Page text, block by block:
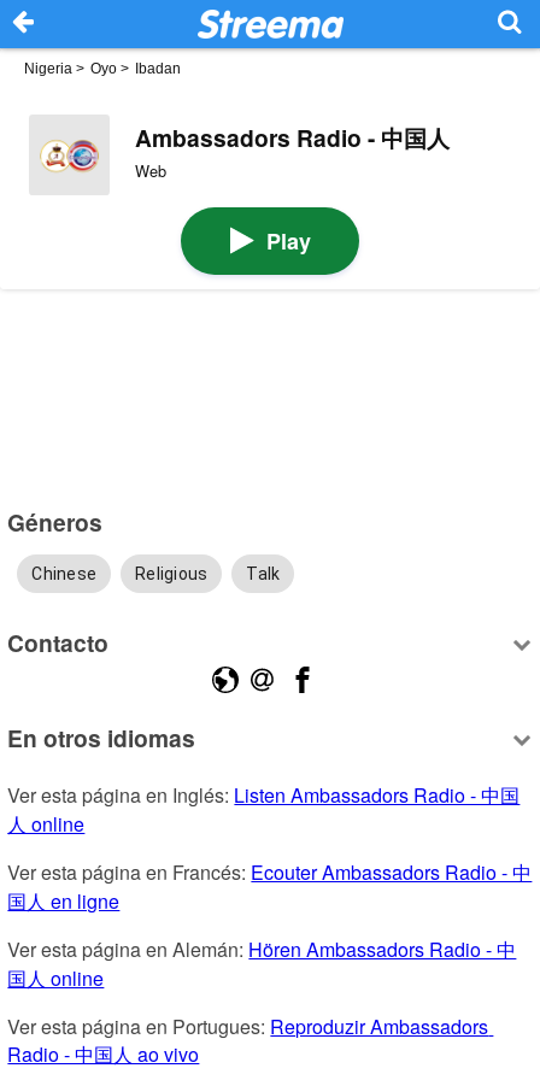
Nigeria > Oyo > Ibadan
Ambassadors Radio - 中国人
Web
Play
Géneros
Chinese Religious Talk
Contacto
En otros idiomas
Ver esta página en Inglés: Listen Ambassadors Radio - 中国
人 online
Ver esta página en Francés: Ecouter Ambassadors Radio - 中
国人 en ligne
Ver esta página en Alemán: Hören Ambassadors Radio - 中
国人 online
Ver esta página en Portugues: Reproduzir Ambassadors
Radio - 中国人 ao vivo